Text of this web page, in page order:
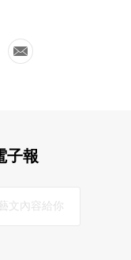
子報